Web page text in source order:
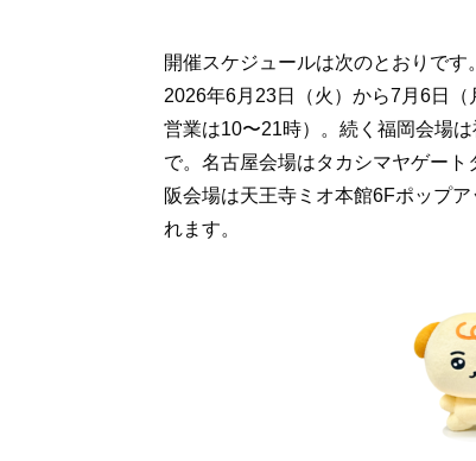
開催スケジュールは次のとおりで
2026年6月23日（火）から7月6日
営業は10〜21時）。続く福岡会場
で。名古屋会場はタカシマヤゲー
阪会場は天王寺ミオ本館6Fポップ
れます。